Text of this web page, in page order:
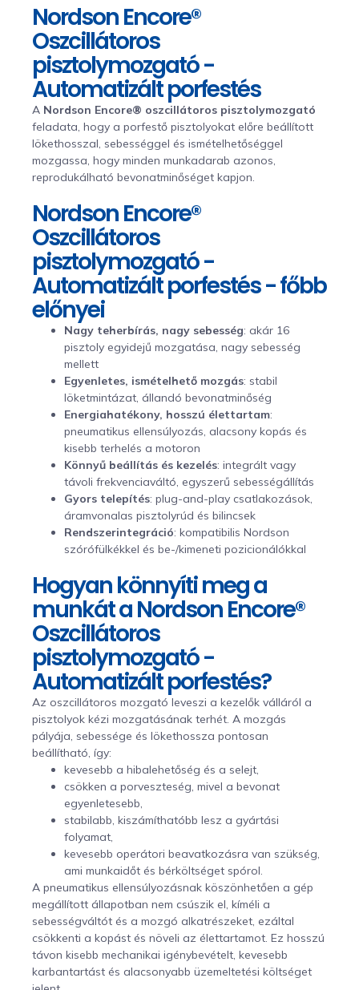
Nordson Encore®
Oszcillátoros
pisztolymozgató -
Automatizált porfestés
A Nordson Encore® oszcillátoros pisztolymozgató
feladata, hogy a porfestő pisztolyokat előre beállított
lökethosszal, sebességgel és ismételhetőséggel
mozgassa, hogy minden munkadarab azonos,
reprodukálható bevonatminőséget kapjon.
Nordson Encore®
Oszcillátoros
pisztolymozgató -
Automatizált porfestés - főbb
előnyei
Nagy teherbírás, nagy sebesség: akár 16
pisztoly egyidejű mozgatása, nagy sebesség
mellett
Egyenletes, ismételhető mozgás: stabil
löketmintázat, állandó bevonatminőség
Energiahatékony, hosszú élettartam:
pneumatikus ellensúlyozás, alacsony kopás és
kisebb terhelés a motoron
Könnyű beállítás és kezelés: integrált vagy
távoli frekvenciaváltó, egyszerű sebességállítás
Gyors telepítés: plug-and-play csatlakozások,
áramvonalas pisztolyrúd és bilincsek
Rendszerintegráció: kompatibilis Nordson
szórófülkékkel és be-/kimeneti pozicionálókkal
Hogyan könnyíti meg a
munkát a Nordson Encore®
Oszcillátoros
pisztolymozgató -
Automatizált porfestés?
Az oszcillátoros mozgató leveszi a kezelők válláról a
pisztolyok kézi mozgatásának terhét. A mozgás
pályája, sebessége és lökethossza pontosan
beállítható, így:
kevesebb a hibalehetőség és a selejt,
csökken a porveszteség, mivel a bevonat
egyenletesebb,
stabilabb, kiszámíthatóbb lesz a gyártási
folyamat,
kevesebb operátori beavatkozásra van szükség,
ami munkaidőt és bérköltséget spórol.
A pneumatikus ellensúlyozásnak köszönhetően a gép
megállított állapotban nem csúszik el, kíméli a
sebességváltót és a mozgó alkatrészeket, ezáltal
csökkenti a kopást és növeli az élettartamot. Ez hosszú
távon kisebb mechanikai igénybevételt, kevesebb
karbantartást és alacsonyabb üzemeltetési költséget